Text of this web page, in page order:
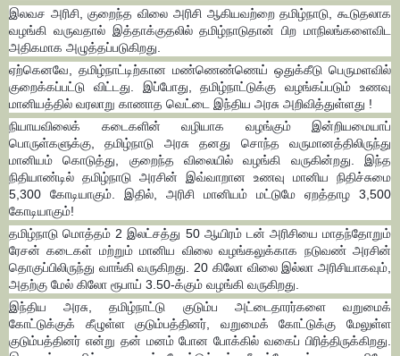
இலவச அரிசி, குறைந்த விலை அரிசி ஆகியவற்றை தமிழ்நாடு, கூடுதலாக
வழங்கி வருவதால் இத்தாக்குதலில் தமிழ்நாடுதான் பிற மாநிலங்களைவிட
அதிகமாக அழுத்தப்படுகிறது.
ஏற்கெனவே, தமிழ்நாட்டிற்கான மண்ணெண்ணெய் ஒதுக்கீடு பெருமளவில்
குறைக்கப்பட்டு விட்டது. இப்போது, தமிழ்நாட்டுக்கு வழங்கப்படும் உணவு
மானியத்தில் வரலாறு காணாத வெட்டை இந்திய அரசு அறிவித்துள்ளது !
நியாயவிலைக் கடைகளின் வழியாக வழங்கும் இன்றியமையாப்
பொருள்களுக்கு, தமிழ்நாடு அரசு தனது சொந்த வருமானத்திலிருந்து
மானியம் கொடுத்து, குறைந்த விலையில் வழங்கி வருகின்றது. இந்த
நிதியாண்டில் தமிழ்நாடு அரசின் இவ்வாறான உணவு மானிய நிதிச்சுமை
5,300 கோடியாகும். இதில், அரிசி மானியம் மட்டுமே ஏறத்தாழ 3,500
கோடியாகும்!
தமிழ்நாடு மொத்தம் 2 இலட்சத்து 50 ஆயிரம் டன் அரிசியை மாதந்தோறும்
ரேசன் கடைகள் மற்றும் மானிய விலை வழங்கலுக்காக நடுவண் அரசின்
தொகுப்பிலிருந்து வாங்கி வருகிறது. 20 கிலோ விலை இல்லா அரிசியாகவும்,
அதற்கு மேல் கிலோ ரூபாய் 3.50-க்கும் வழங்கி வருகிறது.
இந்திய அரசு, தமிழ்நாட்டு குடும்ப அட்டைதாரர்களை வறுமைக்
கோட்டுக்குக் கீழுள்ள குடும்பத்தினர், வறுமைக் கோட்டுக்கு மேலுள்ள
குடும்பத்தினர் என்று தன் மனம் போன போக்கில் வகைப் பிரித்திருக்கிறது.